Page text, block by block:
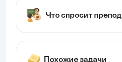
Что спросит препод
Похожие задачи